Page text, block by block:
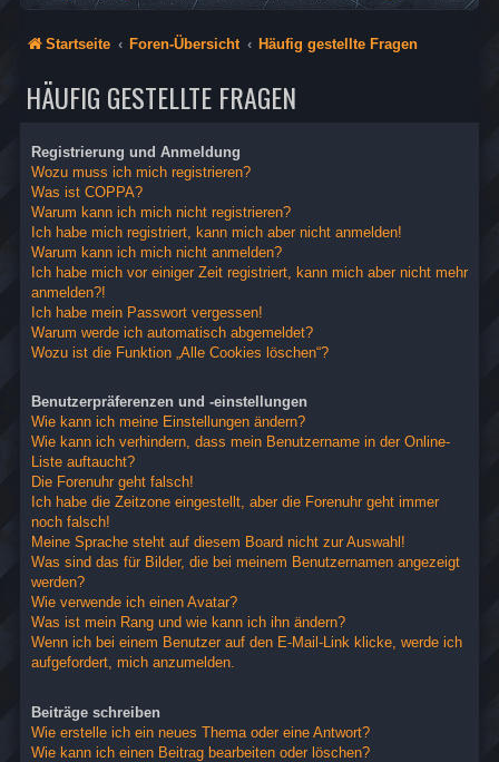
Startseite Foren-Übersicht Häufig gestellte Fragen
HÄUFIG GESTELLTE FRAGEN
Registrierung und Anmeldung
Wozu muss ich mich registrieren?
Was ist COPPA?
Warum kann ich mich nicht registrieren?
Ich habe mich registriert, kann mich aber nicht anmelden!
Warum kann ich mich nicht anmelden?
Ich habe mich vor einiger Zeit registriert, kann mich aber nicht mehr
anmelden?!
Ich habe mein Passwort vergessen!
Warum werde ich automatisch abgemeldet?
Wozu ist die Funktion „Alle Cookies löschen“?
Benutzerpräferenzen und -einstellungen
Wie kann ich meine Einstellungen ändern?
Wie kann ich verhindern, dass mein Benutzername in der Online-
Liste auftaucht?
Die Forenuhr geht falsch!
Ich habe die Zeitzone eingestellt, aber die Forenuhr geht immer
noch falsch!
Meine Sprache steht auf diesem Board nicht zur Auswahl!
Was sind das für Bilder, die bei meinem Benutzernamen angezeigt
werden?
Wie verwende ich einen Avatar?
Was ist mein Rang und wie kann ich ihn ändern?
Wenn ich bei einem Benutzer auf den E-Mail-Link klicke, werde ich
aufgefordert, mich anzumelden.
Beiträge schreiben
Wie erstelle ich ein neues Thema oder eine Antwort?
Wie kann ich einen Beitrag bearbeiten oder löschen?